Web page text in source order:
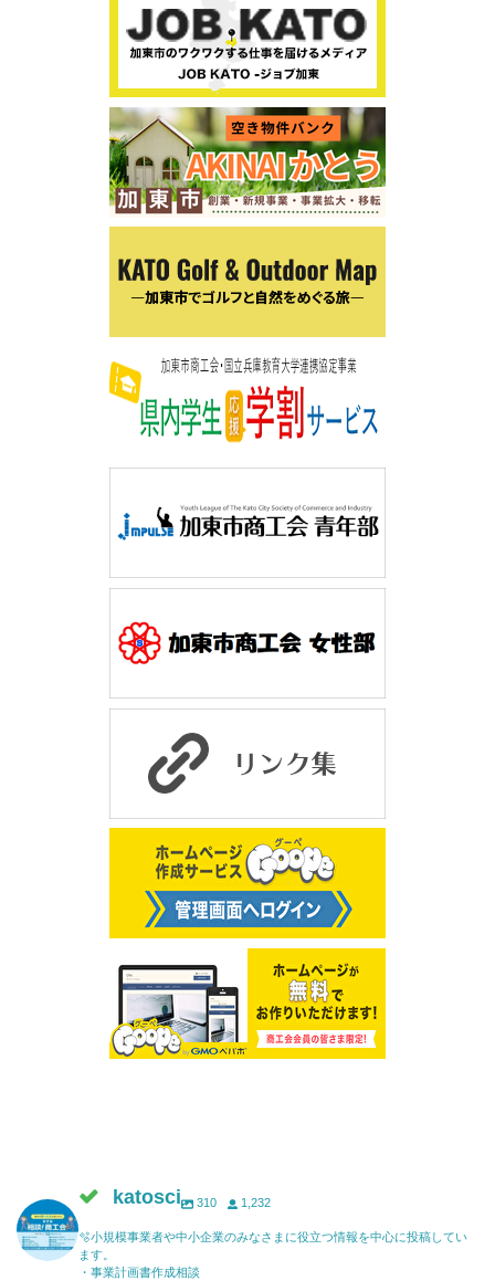
katosci 310 1,232
🫧小規模事業者や中小企業のみなさまに役立つ情報を中心に投稿してい
ます。
・事業計画書作成相談